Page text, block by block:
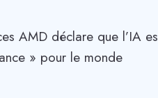
AMD déclare que l’IA
» pour le monde